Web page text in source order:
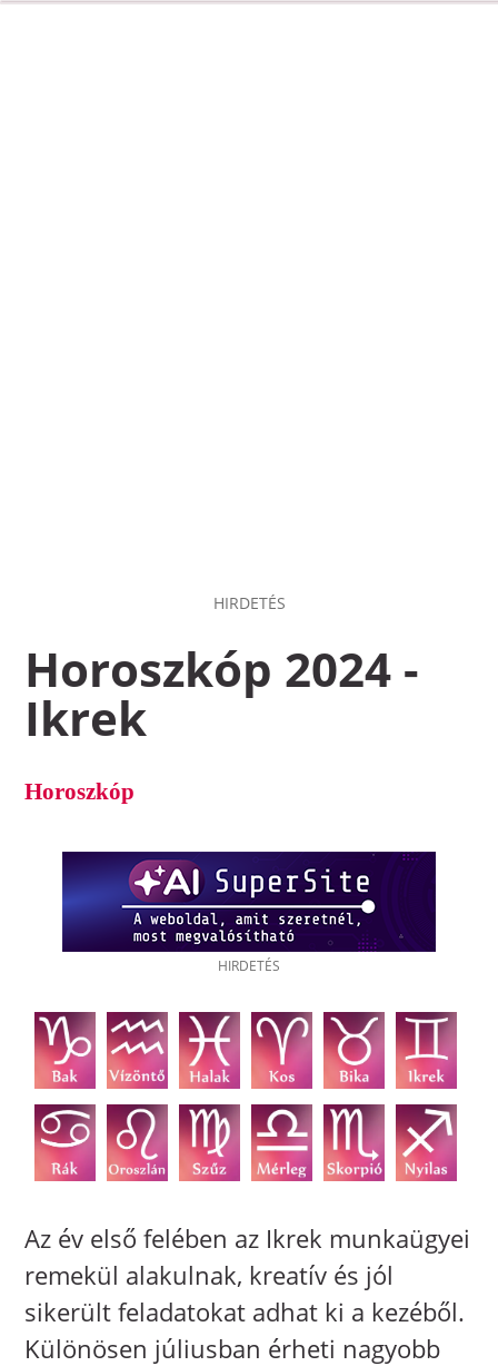
HIRDETÉS
Horoszkóp 2024 -
Ikrek
Horoszkóp
Az év első felében az Ikrek munkaügyei
remekül alakulnak, kreatív és jól
sikerült feladatokat adhat ki a kezéből.
Különösen júliusban érheti nagyobb